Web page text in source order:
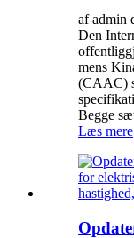
af admin
Den
mens
(CAAC)
Begge
Læs mere